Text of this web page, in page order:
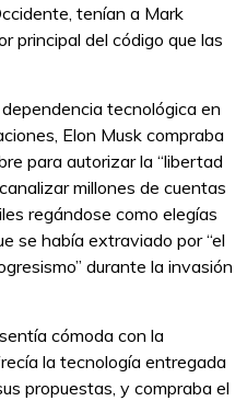
tenían a Mark
principal del código que las
tecnológica en
Elon Musk compraba
para autorizar la “libertad
millones de cuentas
regándose como elegías
se había extraviado por “el
durante la invasión
cómoda con la
la tecnología entregada
propuestas, y compraba el